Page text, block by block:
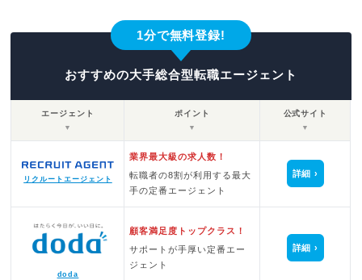
1分で無料登録!
おすすめの大手総合型転職エージェント
エージェント
▼
ポイント
▼
公式サイト
▼
リクルートエージェント
業界最大級の求人数！
転職者の8割が利用する最大
手の定番エージェント
詳細
doda
顧客満足度トップクラス！
サポートが手厚い定番エー
ジェント
詳細